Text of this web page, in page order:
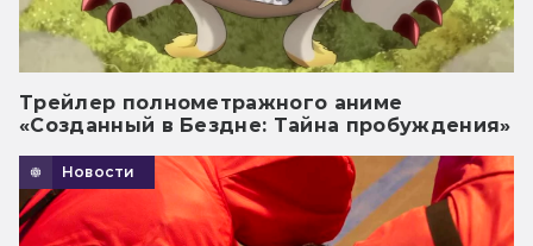
Трейлер полнометражного аниме
«Созданный в Бездне: Тайна пробуждения»
Новости